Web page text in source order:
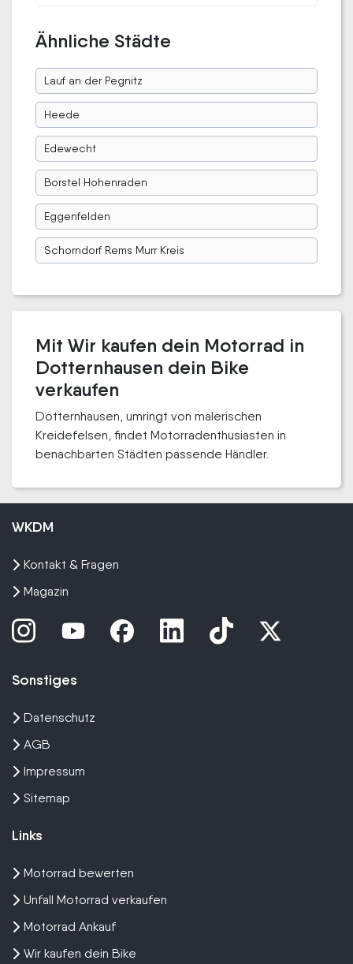
Ähnliche Städte
Lauf an der Pegnitz
Heede
Edewecht
Borstel Hohenraden
Eggenfelden
Schorndorf Rems Murr Kreis
Mit Wir kaufen dein Motorrad in
Dotternhausen dein Bike
verkaufen
Dotternhausen, umringt von malerischen
Kreidefelsen, findet Motorradenthusiasten in
benachbarten Städten passende Händler.
WKDM
Kontakt & Fragen
Magazin
Sonstiges
Datenschutz
AGB
Impressum
Sitemap
Links
Motorrad bewerten
Unfall Motorrad verkaufen
Motorrad Ankauf
Wir kaufen dein Bike